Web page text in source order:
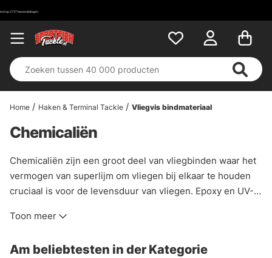
Home Haken & Terminal Tackle Vliegvis bindmateriaal
Chemicaliën
Chemicaliën zijn een groot deel van vliegbinden waar het
vermogen van superlijm om vliegen bij elkaar te houden
cruciaal is voor de levensduur van vliegen. Epoxy en UV-
bijvoorbeeld, epoxy kan schedels op snoek vliegen en UV-
lijm, droge vlieg spray of dubbing wax nodig hebt voor je
Toon meer
Am beliebtesten in der Kategorie